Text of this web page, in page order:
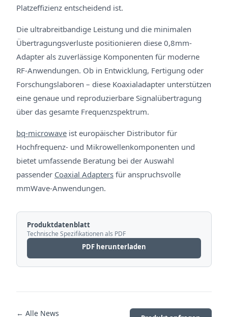
Platzeffizienz entscheidend ist.
Die ultrabreitbandige Leistung und die minimalen
Übertragungsverluste positionieren diese 0,8mm-
Adapter als zuverlässige Komponenten für moderne
RF-Anwendungen. Ob in Entwicklung, Fertigung oder
Forschungslaboren – diese Koaxialadapter unterstützen
eine genaue und reproduzierbare Signalübertragung
über das gesamte Frequenzspektrum.
bq-microwave ist europäischer Distributor für
Hochfrequenz- und Mikrowellenkomponenten und
bietet umfassende Beratung bei der Auswahl
passender Coaxial Adapters für anspruchsvolle
mmWave-Anwendungen.
Produktdatenblatt
Technische Spezifikationen als PDF
PDF herunterladen
← Alle News